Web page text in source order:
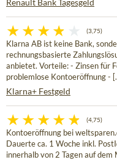
Renault Bank Tagesgeld
(3,75)
Klarna AB ist keine Bank,
rechnungsbasierte
anbietet. Vorteile: - Zinsen für
problemlose Kontoeröffnung -
Klarna+ Festgeld
(4,75)
Kontoeröffnung bei
Dauerte ca. 1 Woche inkl.
innerhalb von 2 Tagen auf dem